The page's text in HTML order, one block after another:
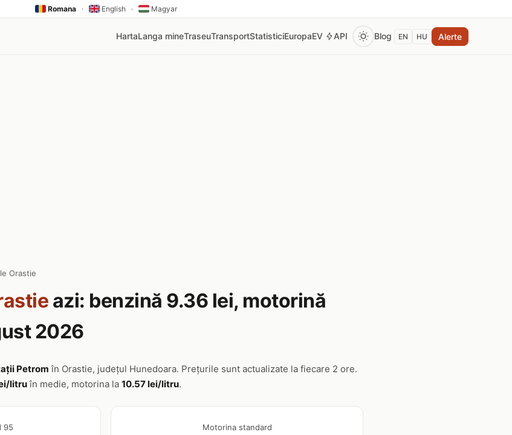
Romana · English · Magyar
HartaLanga mineTraseuTransportStatisticiEuropaEV API Blog EN HU Alerte
Orastie
azi: benzină 9.36 lei, motorină
2026
Petrom în Orastie, județul Hunedoara. Prețurile sunt actualizate la fiecare 2 ore.
litruîn medie, motorina la 10.57 lei/litru.
95 Motorina standard